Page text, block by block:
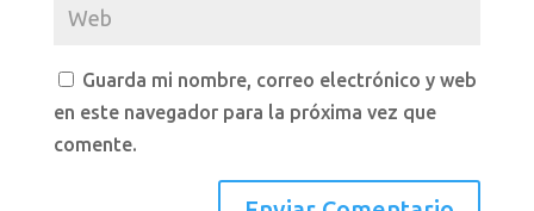
Guarda mi nombre, correo electrónico y web
en este navegador para la próxima vez que
comente.